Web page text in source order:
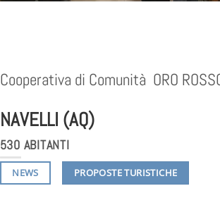
Cooperativa di Comunità ORO
NAVELLI (AQ)
530 ABITANTI
NEWS PROPOSTE TURISTICHE